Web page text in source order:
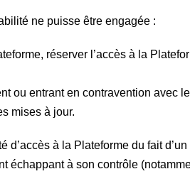
ne puisse être engagée :
réserver l’accès à la
ou entrant en contravention avec
mises à jour.
à la Plateforme du fait
échappant à son contrôle